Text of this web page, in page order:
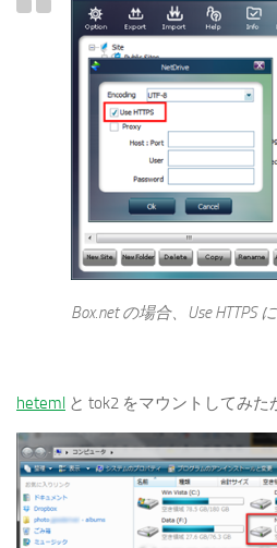
Box.net の場合、Use HTTPS
heteml と tok2 をマウントしてみた